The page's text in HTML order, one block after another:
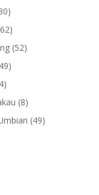
products
30
products
6262
products
5252
49
14
products
88
products
4949